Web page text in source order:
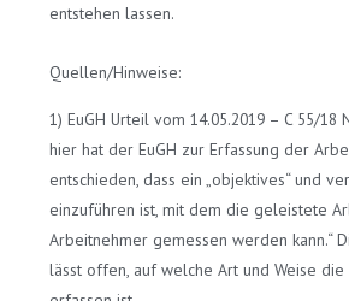
entstehen lassen.
Quellen/Hinweise:
1) EuGH Urteil vom 14.05.2019 – C 55/18
hier hat der EuGH zur Erfassung der
entschieden, dass ein „objektives“ und
einzuführen ist, mit dem die geleistete
Arbeitnehmer gemessen werden kann.“
lässt offen, auf welche Art und Weise